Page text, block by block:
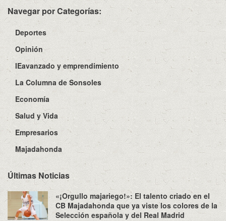
Navegar por Categorías:
Deportes
Opinión
IEavanzado y emprendimiento
La Columna de Sonsoles
Economía
Salud y Vida
Empresarios
Majadahonda
Últimas Noticias
«¡Orgullo majariego!»: El talento criado en el
CB Majadahonda que ya viste los colores de la
Selección española y del Real Madrid